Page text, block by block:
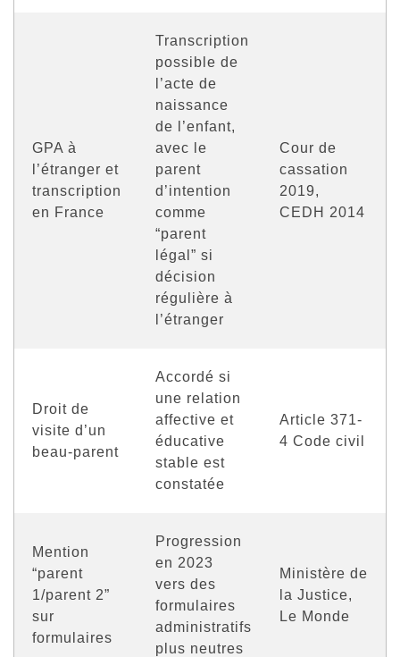
GPA à
l’étranger et
transcription
en France
Transcription
possible de
l’acte de
naissance
de l’enfant,
avec le
parent
d’intention
comme
“parent
légal” si
décision
régulière à
l’étranger
Cour de
cassation
2019,
CEDH 2014
Droit de
visite d’un
beau-parent
Accordé si
une relation
affective et
éducative
stable est
constatée
Article 371-
4 Code civil
Mention
“parent
1/parent 2”
sur
formulaires
Progression
en 2023
vers des
formulaires
administratifs
plus neutres
Ministère de
la Justice,
Le Monde